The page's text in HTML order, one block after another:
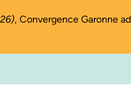
, Convergence Garonne